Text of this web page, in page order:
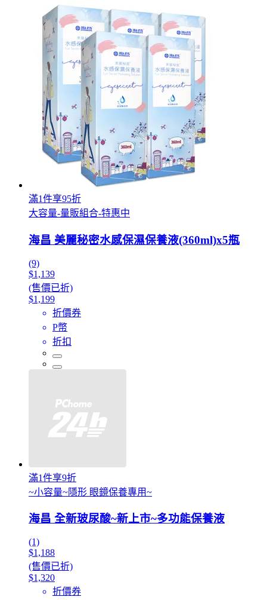
滿1件享95折
大容量-量販組合-特惠中
海昌 美麗秘密水感保濕保養液(360ml)x5瓶
(9)
$1,139
(售價已折)
$1,199
折價券
P幣
折扣
滿1件享9折
~小容量~隱形 眼鏡保養專用~
海昌 全新玻尿酸~新上市~多功能保養液
(1)
$1,188
(售價已折)
$1,320
折價券